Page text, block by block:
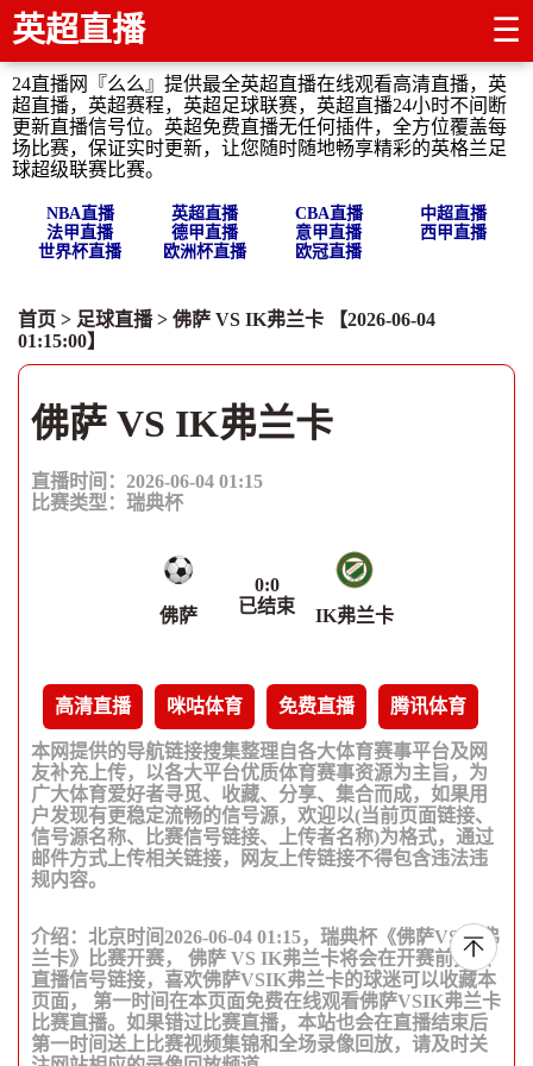
英超直播 ☰
24直播网『么么』提供最全英超直播在线观看高清直播，英
超直播，英超赛程，英超足球联赛，英超直播24小时不间断
更新直播信号位。英超免费直播无任何插件，全方位覆盖每
场比赛，保证实时更新，让您随时随地畅享精彩的英格兰足
球超级联赛比赛。
NBA直播 英超直播 CBA直播
中超直播
法甲直播
德甲直播 意甲直播
西甲直播
世界杯直播
欧洲杯直播 欧冠直播
首页 > 足球直播> 佛萨 VS IK弗兰卡 【2026-06-04
01:15:00】
佛萨 VS IK弗兰卡
直播时间：2026-06-04 01:15
比赛类型： 瑞典杯
佛萨
0:0
已结束
IK弗兰卡
高清直播 咪咕体育 免费直播 腾讯体育
本网提供的导航链接搜集整理自各大体育赛事平台及网
友补充上传，以各大平台优质体育赛事资源为主旨，为
广大体育爱好者寻觅、收藏、分享、集合而成，如果用
户发现有更稳定流畅的信号源，欢迎以(当前页面链接、
信号源名称、比赛信号链接、上传者名称)为格式，通过
邮件方式上传相关链接，网友上传链接不得包含违法违
规内容。
介绍：北京时间2026-06-04 01:15，瑞典杯《佛萨VSIK弗
兰卡》比赛开赛， 佛萨 VS IK弗兰卡将会在开赛前提供
直播信号链接，喜欢佛萨VSIK弗兰卡的球迷可以收藏本
页面， 第一时间在本页面免费在线观看佛萨VSIK弗兰卡
比赛直播。如果错过比赛直播，本站也会在直播结束后
第一时间送上比赛视频集锦和全场录像回放，请及时关